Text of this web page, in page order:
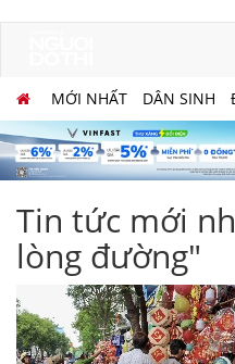
MỚI NHẤT DÂN SINH
Tin tức mới
lòng đường"